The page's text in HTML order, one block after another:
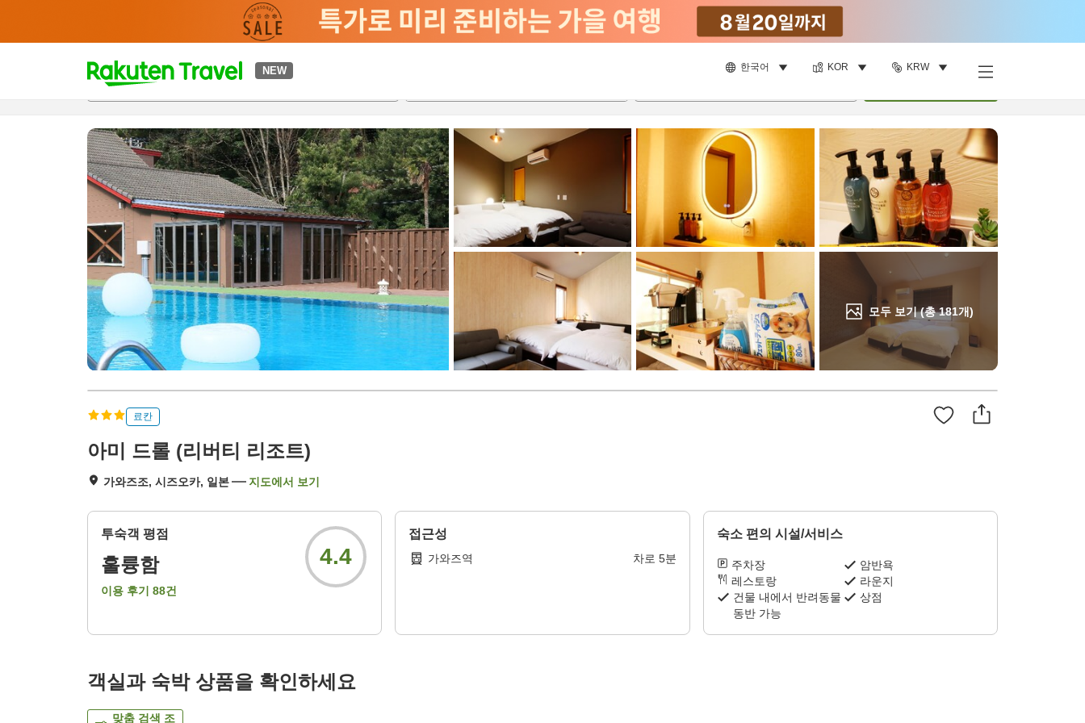
NEW 한국어 KOR KRW
t
p
a
g
e
_
a
c
h
모두 보기 (총181개)
개요객실 & 숙박 상품이용 후기 편의 시설/서비스
료칸
아미 드롤 (리버티 리조트)
가와즈조, 시즈오카, 일본 지도에서 보기
투숙객 평점
훌륭함
이용 후기 88건
4.4
접근성
가와즈역 차로 5분
숙소 편의 시설/서비스
주차장
암반욕
레스토랑
라운지
건물 내에서 반려동물
동반 가능
상점
객실과 숙박 상품을 확인하세요
맞춤 검색 조